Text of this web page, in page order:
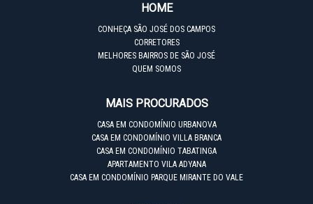
HOME
CONHEÇA SÃO JOSÉ DOS CAMPOS
CORRETORES
MELHORES BAIRROS DE SÃO JOSÉ
QUEM SOMOS
MAIS PROCURADOS
CASA EM CONDOMÍNIO URBANOVA
CASA EM CONDOMÍNIO VILLA BRANCA
CASA EM CONDOMÍNIO TABATINGA
APARTAMENTO VILA ADYANA
CASA EM CONDOMÍNIO PARQUE MIRANTE DO VALE